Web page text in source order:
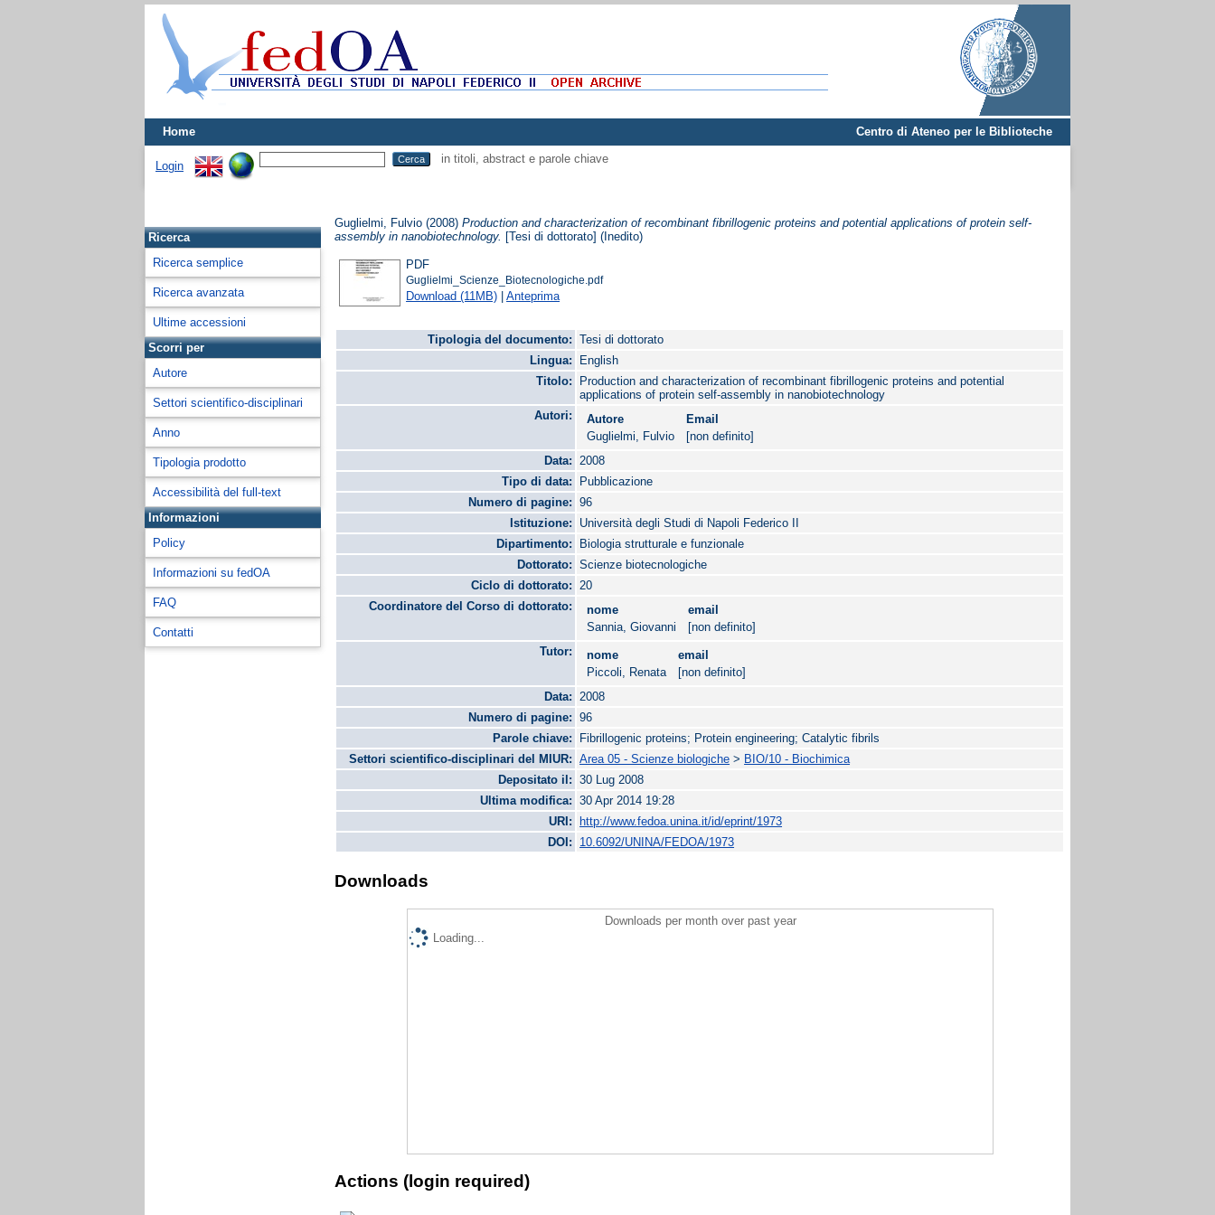
Home Centro di Ateneo per le Biblioteche
Login
in titoli, abstract e parole chiave
Ricerca
Ricerca semplice
Ricerca avanzata
Ultime accessioni
Scorri per
Autore
Settori scientifico-disciplinari
Anno
Tipologia prodotto
Accessibilità del full-text
Informazioni
Policy
Informazioni su fedOA
FAQ
Contatti
Guglielmi, Fulvio (2008)Production and characterization of recombinant fibrillogenic proteins and potential applications of protein self-
assembly in nanobiotechnology. [Tesi di dottorato] (Inedito)
PDF
Guglielmi_Scienze_Biotecnologiche.pdf
Download (11MB) |Anteprima
Tipologia del documento:
Tesi di dottorato
Lingua:
English
Titolo:
Production and characterization of recombinant fibrillogenic proteins and potential
applications of protein self-assembly in nanobiotechnology
Autori:
Autore
Email
Guglielmi, Fulvio
[non definito]
Data:
2008
Tipo di data:
Pubblicazione
Numero di pagine:
96
Istituzione:
Università degli Studi di Napoli Federico II
Dipartimento:
Biologia strutturale e funzionale
Dottorato:
Scienze biotecnologiche
Ciclo di dottorato:
20
Coordinatore del Corso di dottorato:
nome
email
Sannia, Giovanni
[non definito]
Tutor:
nome
email
Piccoli, Renata
[non definito]
Data:
2008
Numero di pagine:
96
Parole chiave:
Fibrillogenic proteins; Protein engineering; Catalytic fibrils
Settori scientifico-disciplinari del MIUR:
Area 05 - Scienze biologiche > BIO/10 - Biochimica
Depositato il:
30 Lug 2008
Ultima modifica:
30 Apr 2014 19:28
URI:
http://www.fedoa.unina.it/id/eprint/1973
DOI:
10.6092/UNINA/FEDOA/1973
Downloads
Downloads per month over past year
Loading...
Actions (login required)